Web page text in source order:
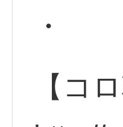
・
【コ